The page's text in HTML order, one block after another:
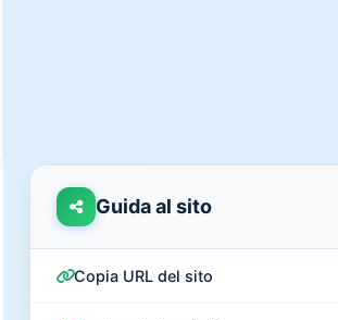
Guida al sito
Copia URL del sito